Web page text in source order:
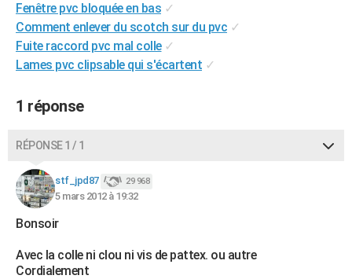
Dictionnaire
Biographies
Citations
Expressions
Proverbes
PROGRAMME TV
COPAINS D'AVANT
Bricolage
Lifestyle
Culture
Sport
Auto
Television
Voyage
Cinema
Fenêtre pvc bloquée en bas ✓
Comment enlever du scotch sur du pvc ✓
Fuite raccord pvc mal colle ✓
Lames pvc clipsable qui s'écartent ✓
1 réponse
RÉPONSE 1 / 1
stf_jpd87 29 968
5 mars 2012 à 19:32
Bonsoir
Avec la colle ni clou ni vis de pattex. ou autre
Cordialement